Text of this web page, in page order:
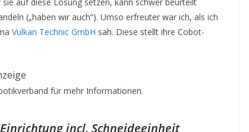
(„haben wir auch“). Umso erfreuter war ich, als ich
Vulkan Technic GmbH sah. Diese stellt ihre Cobot-
für mehr Informationen.
incl. Schneideeinheit